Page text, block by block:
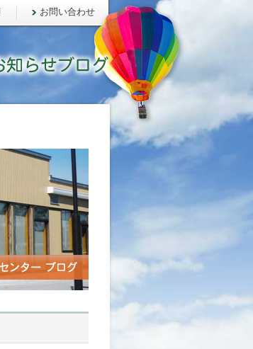
お問い合わせ